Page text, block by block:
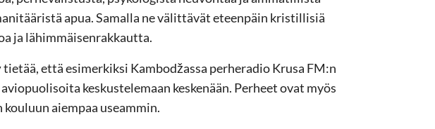
apua. Samalla ne välittävät eteenpäin kristillisiä
ja lähimmäisenrakkautta.
tietää, että esimerkiksi Kambodžassa perheradio Krusa FM:n
keskustelemaan keskenään. Perheet ovat myös
aiempaa useammin.